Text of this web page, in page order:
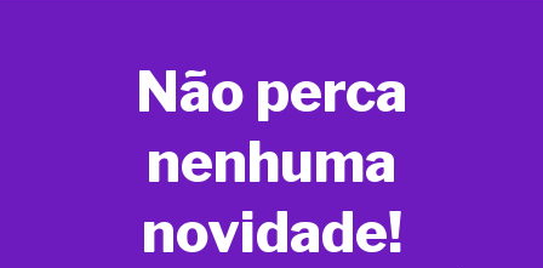
Não perca
nenhuma
novidade!